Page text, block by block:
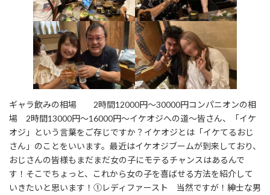
ギャラ飲みの相場 2時間12000円～30000円コンパニオンの相
場 2時間13000円～16000円～イケオジへの道～皆さん、「イケ
オジ」という言葉をご存じですか？イケオジとは「イケてるおじ
さん」のことをいいます。最近はイケオジブームが到来しており、
おじさんの皆様もまだまだ女の子にモテるチャンスはあるんで
す！そこでちょっと、これから女の子を喜ばせる方法を紹介して
いきたいと思います！①レディファースト 当然ですが！紳士な男